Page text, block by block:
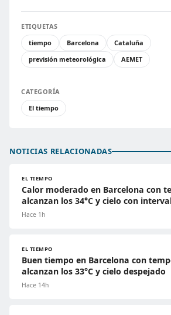
ETIQUETAS
tiempo
Barcelona
Cataluña
previsión meteorológica
AEMET
CATEGORÍA
El tiempo
NOTICIAS RELACIONADAS
EL TIEMPO
Calor moderado en Barcelona con
alcanzan los 34°C y cielo con
Hace 1h
EL TIEMPO
Buen tiempo en Barcelona con
alcanzan los 33°C y cielo despejado
Hace 14h